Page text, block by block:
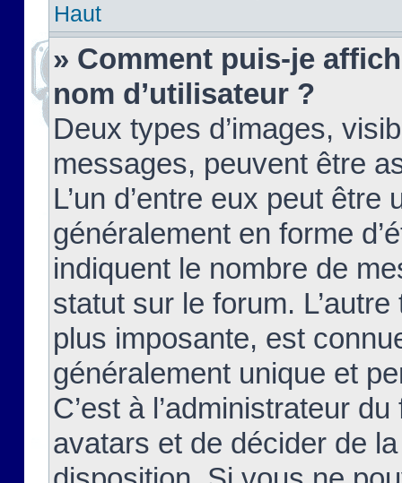
Haut
» Comment puis-je
nom d’utilisateur ?
Deux types d’images,
messages, peuvent être
L’un d’entre eux peut
généralement en forme
indiquent le nombre de
statut sur le forum.
plus imposante, est
généralement unique et
C’est à l’administrateur
avatars et de décider de